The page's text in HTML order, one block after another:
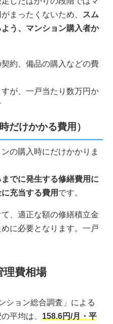
まったくないため、
スム
う、マンション購入者か
約、備品の購入などの費
が、一戸当たり数万円か
だけかかる費用）
の購入時にだけかかりま
でに発生する修繕費用に
充当する費用 です。
、適正な額の修繕積立金
に必要となります。一戸
理費相場
ション総合調査」による
平均は、 158.6円/月・平